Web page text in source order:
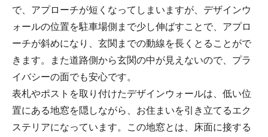
で、アプローチが短くなってしまいますが、デザインウ
ォールの位置を駐車場側まで少し伸ばすことで、アプロ
ーチが斜めになり、玄関までの動線を長くとることがで
きます。また道路側から玄関の中が見えないので、プラ
イバシーの面でも安心です。
表札やポストを取り付けたデザインウォールは、低い位
置にある地窓を隠しながら、お住まいを引き立てるエク
ステリアになっています。この地窓とは、床面に接する